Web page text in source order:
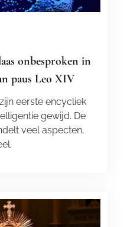
onbesproken in
paus Leo XIV
eerste encycliek
gewijd. De
veel aspecten,